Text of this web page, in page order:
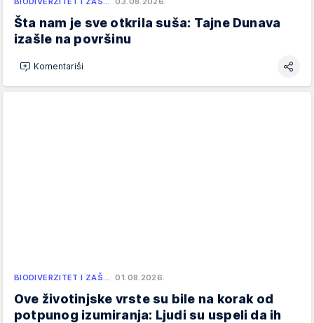
Šta nam je sve otkrila suša: Tajne Dunava
izašle na površinu
Komentariši
BIODIVERZITET I ZAŠ… 01.08.2026.
Ove životinjske vrste su bile na korak od
potpunog izumiranja: Ljudi su uspeli da ih